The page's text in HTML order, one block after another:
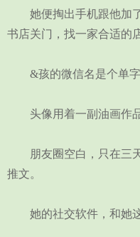
她便掏出手机跟他加了
书店关门，找一家合适的
&孩的微信名是个单字
头像用着一副油画作品
朋友圈空白，只在三天
推文。
她的社交软件，和她这